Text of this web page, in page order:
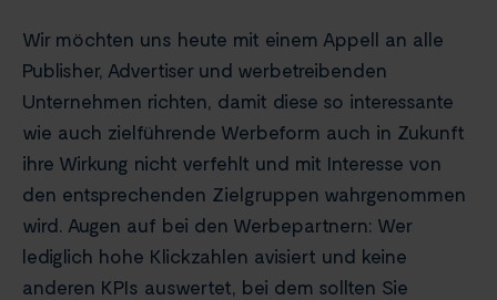
Wir möchten uns heute mit einem Appell an alle
Publisher, Advertiser und werbetreibenden
Unternehmen richten, damit diese so interessante
wie auch zielführende Werbeform auch in Zukunft
ihre Wirkung nicht verfehlt und mit Interesse von
den entsprechenden Zielgruppen wahrgenommen
wird. Augen auf bei den Werbepartnern: Wer
lediglich hohe Klickzahlen avisiert und keine
anderen KPIs auswertet, bei dem sollten Sie